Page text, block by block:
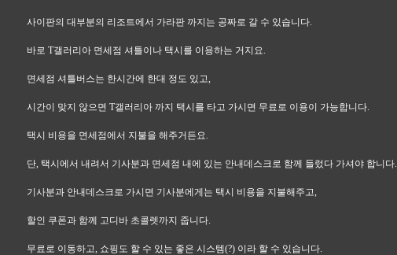
사이판의 대부분의 리조트에서 가라판 까지는 공짜로 갈 수 있습니다.
바로 T갤러리아 면세점 셔틀이나 택시를 이용하는 거지요.
면세점 셔틀버스는 한시간에 한대 정도 있고,
시간이 맞지 않으면 T갤러리아 까지 택시를 타고 가시면 무료로 이용이 가능합니다.
택시 비용을 면세점에서 지불을 해주거든요.
단, 택시에서 내려서 기사분과 면세점 내에 있는 안내데스크로 함께 들렀다 가셔야 합니다.
기사분과 안내데스크로 가시면 기사분에게는 택시 비용을 지불해주고,
할인 쿠폰과 함께 고디바 초콜렛까지 줍니다.
무료로 이동하고, 쇼핑도 할 수 있는 좋은 시스템(?) 이라 할 수 있습니다.